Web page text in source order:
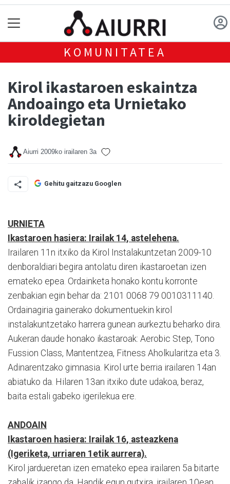
KOMUNITATEA
Kirol ikastaroen eskaintza
Andoaingo eta Urnietako
kiroldegietan
Aiurri 2009ko irailaren 3a
Gehitu gaitzazu Googlen
URNIETA
Ikastaroen hasiera: Irailak 14, astelehena.
Irailaren 11n itxiko da Kirol Instalakuntzetan 2009-10
denboraldiari begira antolatu diren ikastaroetan izen
emateko epea. Ordainketa honako kontu korronte
zenbakian egin behar da: 2101 0068 79 0010311140.
Ordainagiria gainerako dokumentuekin kirol
instalakuntzetako harrera gunean aurkeztu beharko dira.
Aukeran daude honako ikastaroak: Aerobic Step, Tono
Fussion Class, Mantentzea, Fitness Aholkularitza eta 3.
Adinarentzako gimnasia. Kirol urte berria irailaren 14an
abiatuko da. Hilaren 13an itxiko dute udakoa, beraz,
baita estali gabeko igerilekua ere.
ANDOAIN
Ikastaroen hasiera: Irailak 16, asteazkena
(Igeriketa, urriaren 1etik aurrera).
Kirol jardueretan izen emateko epea irailaren 5a bitarte